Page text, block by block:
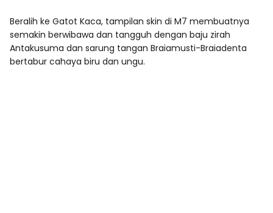
Beralih ke Gatot Kaca, tampilan skin di M7 membuatnya
semakin berwibawa dan tangguh dengan baju zirah
Antakusuma dan sarung tangan Braiamusti-Braiadenta
bertabur cahaya biru dan ungu.